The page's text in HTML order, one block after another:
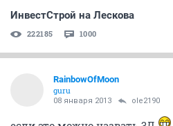
ИнвестСтрой на Лескова
222185 1000
RainbowOfMoon
guru
08 января 2013 ole2190